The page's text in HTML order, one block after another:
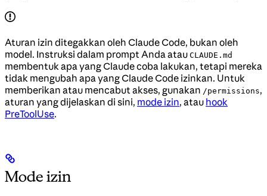
Aturan izin ditegakkan oleh Claude Code, bukan oleh
model. Instruksi dalam prompt Anda atau CLAUDE.md
membentuk apa yang Claude coba lakukan, tetapi mereka
tidak mengubah apa yang Claude Code izinkan. Untuk
memberikan atau mencabut akses, gunakan /permissions,
aturan yang dijelaskan di sini, mode izin, atau hook
PreToolUse.
Mode izin